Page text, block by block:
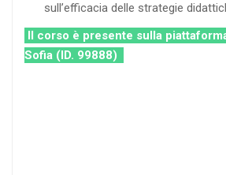
sull’efficacia delle strategie
Il corso è presente sulla
Sofia (ID. 99888)